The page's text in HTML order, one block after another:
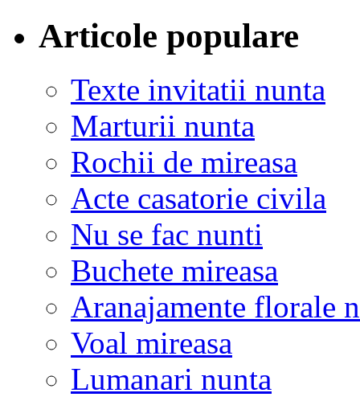
Articole populare
Texte invitatii nunta
Marturii nunta
Rochii de mireasa
Acte casatorie civila
Nu se fac nunti
Buchete mireasa
Aranajamente florale
Voal mireasa
Lumanari nunta